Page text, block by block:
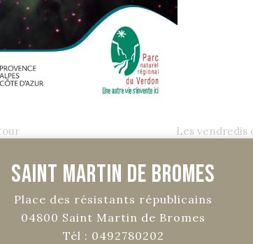
Les vendredis
Saint Martin de Bromes
Place des résistants républicains
04800 Saint Martin de Bromes
Tél : 0492780202